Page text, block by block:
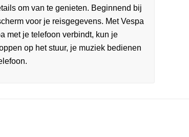
om van te genieten. Beginnend bij
voor je reisgegevens. Met Vespa
met je telefoon verbindt, kun je
op het stuur, je muziek bedienen